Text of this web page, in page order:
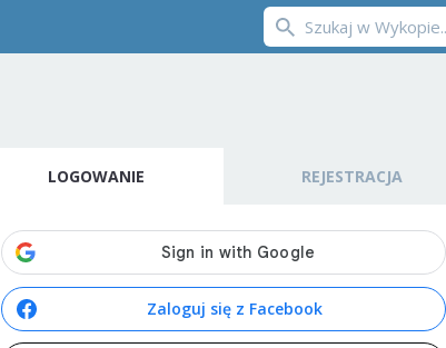
LOGOWANIE REJESTRACJA
Zaloguj się z Facebook